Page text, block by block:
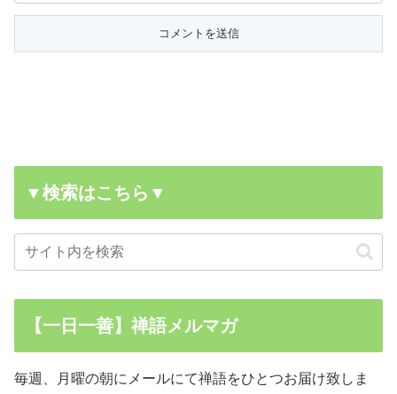
▼検索はこちら▼
【一日一善】禅語メルマガ
毎週、月曜の朝にメールにて禅語をひとつお届け致しま